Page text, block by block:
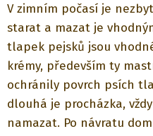
V zimním počasí je
starat a mazat je
tlapek pejsků jsou
krémy, především ty
ochránily povrch psích
dlouhá je procházka,
namazat. Po návratu